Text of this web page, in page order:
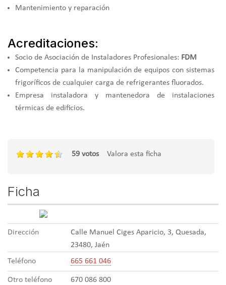
Mantenimiento y reparación
Acreditaciones:
Socio de Asociación de Instaladores Profesionales: FDM
Competencia para la manipulación de equipos con sistemas
frigoríficos de cualquier carga de refrigerantes fluorados.
Empresa instaladora y mantenedora de instalaciones
térmicas de edificios.
Valora esta ficha
59 votos
Ficha
Dirección
Calle Manuel Ciges Aparicio, 3, Quesada,
23480, Jaén
Teléfono
665 661 046
Otro teléfono 670 086 800